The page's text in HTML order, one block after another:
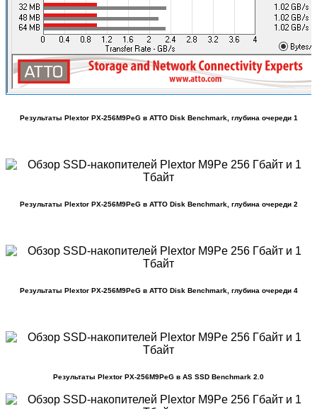
Результаты Plextor PX-256M9PeG в ATTO Disk Benchmark, глубина очереди 1
Результаты Plextor PX-256M9PeG в ATTO Disk Benchmark, глубина очереди 2
Результаты Plextor PX-256M9PeG в ATTO Disk Benchmark, глубина очереди 4
Результаты Plextor PX-256M9PeG в AS SSD Benchmark 2.0